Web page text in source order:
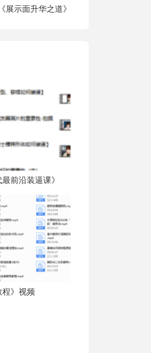
展示面升华之道》
前沿装逼课》
程》视频